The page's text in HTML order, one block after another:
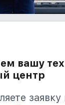
вашу
центр
заявку